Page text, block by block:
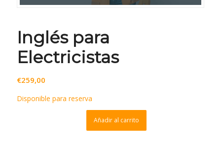
Inglés para
Electricistas
€259,00
Disponible para reserva
Añadir al carrito